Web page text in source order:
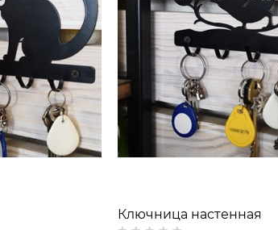
Ключница настенная